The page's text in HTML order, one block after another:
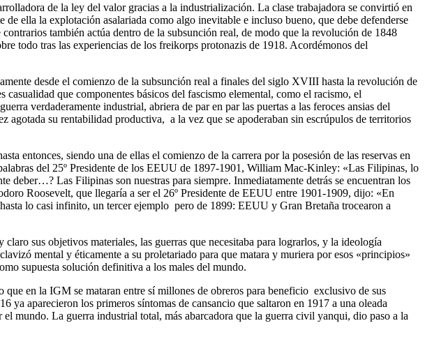
de la ley del valor gracias a la industrialización. La clase trabajadora se convirtió en
ella la explotación asalariada como algo inevitable e incluso bueno, que debe defenderse
también actúa dentro de la subsunción real, de modo que la revolución de 1848
todo tras las experiencias de los freikorps protonazis de 1918. Acordémonos del
desde el comienzo de la subsunción real a finales del siglo XVIII hasta la revolución de
casualidad que componentes básicos del fascismo elemental, como el racismo, el
verdaderamente industrial, abriera de par en par las puertas a las feroces ansias del
su rentabilidad productiva, a la vez que se apoderaban sin escrúpulos de territorios
entonces, siendo una de ellas el comienzo de la carrera por la posesión de las reservas en
del 25º Presidente de los EEUU de 1897-1901, William Mac-Kinley: «Las Filipinas, lo
deber…? Las Filipinas son nuestras para siempre. Inmediatamente detrás se encuentran los
Roosevelt, que llegaría a ser el 26º Presidente de EEUU entre 1901-1909, dijo: «En
lo casi infinito, un tercer ejemplo pero de 1899: EEUU y Gran Bretaña trocearon a
sus objetivos materiales, las guerras que necesitaba para lograrlos, y la ideología
mental y éticamente a su proletariado para que matara y muriera por esos «principios»
supuesta solución definitiva a los males del mundo.
en la IGM se mataran entre sí millones de obreros para beneficio exclusivo de sus
aparecieron los primeros síntomas de cansancio que saltaron en 1917 a una oleada
mundo. La guerra industrial total, más abarcadora que la guerra civil yanqui, dio paso a la